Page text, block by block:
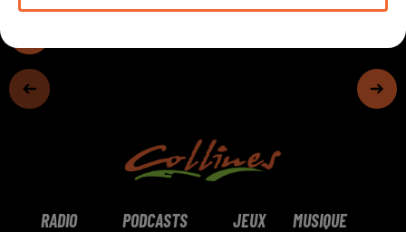
RADIO PODCASTS JEUX MUSIQUE